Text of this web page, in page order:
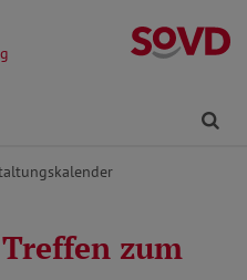
zum